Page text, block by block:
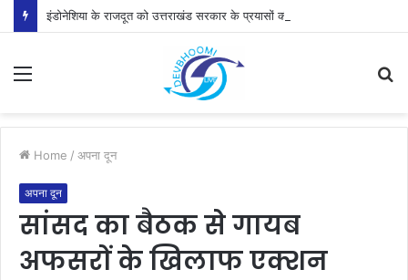
इंडोनेशिया के राजदूत को उत्तराखंड सरकार के प्रयासों की जानकारी दी
Menu
Home / अपना दून
अपना दून
सांसद का बैठक से गायब
अफसरों के खिलाफ एक्शन